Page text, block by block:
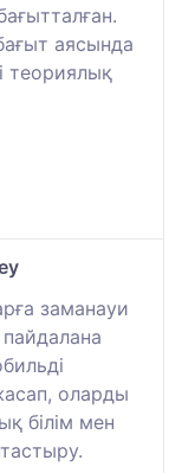
аясында
теориялық
заманауи
оларды
білім мен